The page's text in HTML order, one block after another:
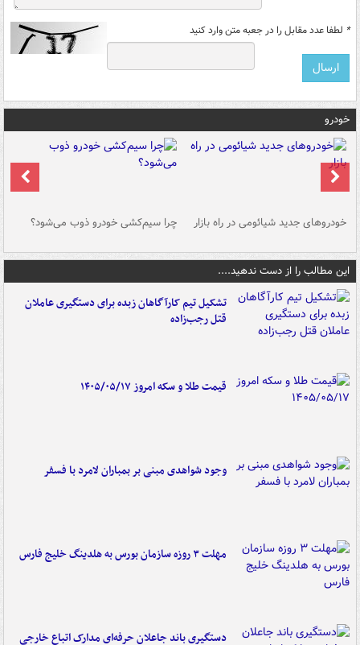
* لطفا عدد مقابل را در جعبه متن وارد کنید
خودرو
خودروهای جدید شیائومی در راه بازار چرا سیم‌کشی خودرو ذوب می‌شود؟
این مطالب را از دست ندهید....
تشکیل تیم کارآگاهان زبده برای دستگیری عاملان
قتل رجب‌زاده
قیمت طلا و سکه امروز ۱۴۰۵/۰۵/۱۷
وجود شواهدی مبنی بر بمباران لامرد با فسفر
مهلت ۳ روزه سازمان بورس به هلدینگ خلیج فارس
دستگیری باند جاعلان حرفه‌ای مدارک اتباع خارجی